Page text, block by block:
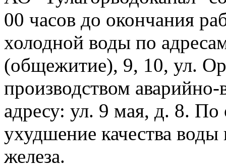
00 часов до окончания
холодной воды по
(общежитие), 9, 10, ул.
производством
адресу: ул. 9 мая, д. 8.
ухудшение качества
железа.